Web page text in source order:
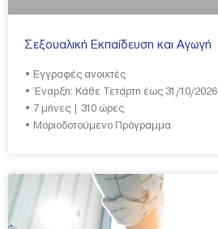
Σεξουαλική Εκπαίδευση και Αγωγή
• Εγγραφές ανοιχτές
• Έναρξη: Κάθε Τετάρτη έως 31/10/2026
• 7 μήνες | 310 ώρες
• Μοριοδοτούμενο Πρόγραμμα